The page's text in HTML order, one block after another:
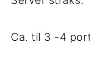
Ca. til 3 -4